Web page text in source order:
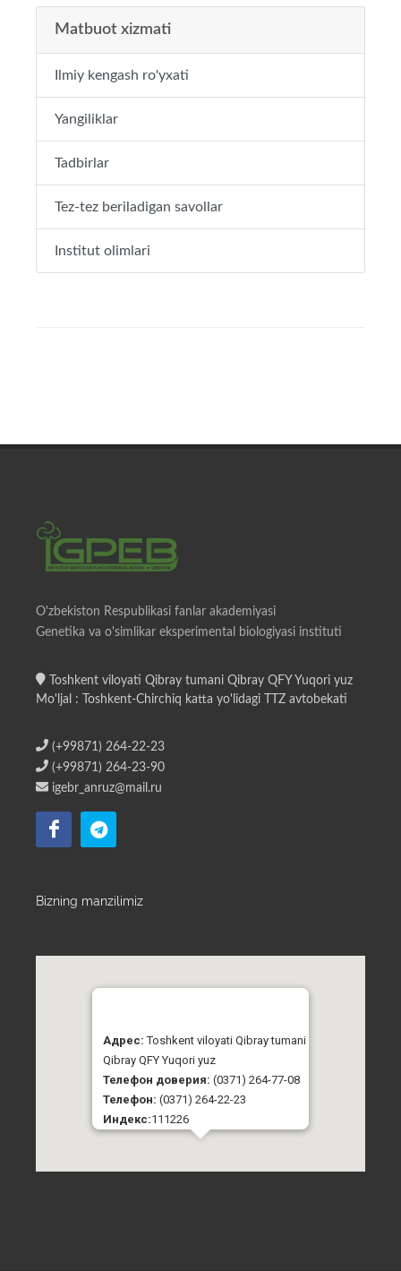
Matbuot xizmati
Ilmiy kengash ro'yxati
Yangiliklar
Tadbirlar
Tez-tez beriladigan savollar
Institut olimlari
O'zbekiston Respublikasi fanlar akademiyasi
Genetika va o'simlikar eksperimental biologiyasi instituti
Toshkent viloyati Qibray tumani Qibray QFY Yuqori yuz
Mo'ljal : Toshkent-Chirchiq katta yo'lidagi TTZ avtobekati
(+99871) 264-22-23
(+99871) 264-23-90
igebr_anruz@mail.ru
Bizning manzilimiz
Адрес:Toshkent viloyati Qibray tumani
Qibray QFY Yuqori yuz
Телефон доверия: (0371) 264-77-08
Телефон: (0371) 264-22-23
Индекс:111226